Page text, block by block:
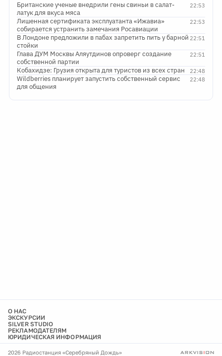
22:53
Британские ученые внедрили гены свиньи в салат-
латук для вкуса мяса
22:53
Лишенная сертификата эксплуатанта «Ижавиа»
собирается устранить замечания Росавиации
22:51
В Лондоне предложили в пабах запретить пить у барной
стойки
22:51
Глава ДУМ Москвы Аляутдинов опроверг создание
собственной партии
22:48
Кобахидзе: Грузия открыта для туристов из всех стран
22:48
Wildberries планирует запустить собственный сервис
для общения
О НАС
ЭКСКУРСИИ
SILVER STUDIO
РЕКЛАМОДАТЕЛЯМ
ЮРИДИЧЕСКАЯ ИНФОРМАЦИЯ
2026 Радиостанция «Серебряный Дождь»